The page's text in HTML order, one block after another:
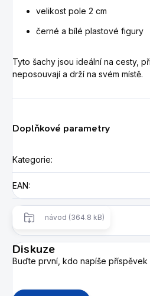
velikost pole 2 cm
černé a bílé plastové figury
Tyto šachy jsou ideální na cesty,
neposouvají a drží na svém místě.
Doplňkové parametry
Kategorie:
EAN:
návod (364.8 kB)
Diskuze
Buďte první, kdo napíše